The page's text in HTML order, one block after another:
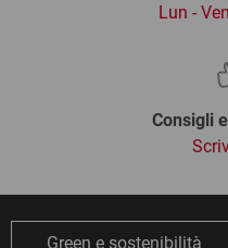
Lun -
Consigli
Green e sostenibilità